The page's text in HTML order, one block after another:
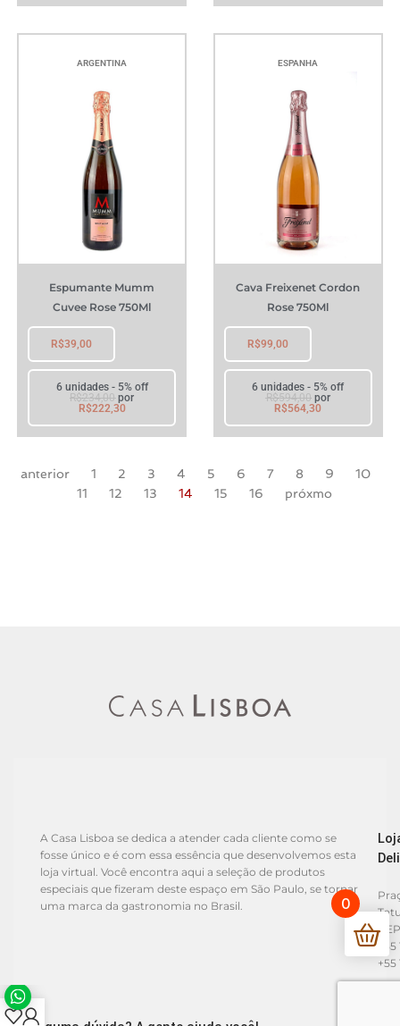
ARGENTINA
Espumante Mumm
Cuvee Rose 750Ml
R$39,00
6 unidades - 5% off
R$234,00por
R$222,30
ESPANHA
Cava Freixenet Cordon
Rose 750Ml
R$99,00
6 unidades - 5% off
R$594,00por
R$564,30
anterior 1 2 3 4 5 6 7 8 9
10
11
12 13 14 15 16 próxmo
A Casa Lisboa se dedica a atender cada cliente como se
fosse único e é com essa essência que desenvolvemos esta
loja virtual. Você encontra aqui a seleção de produtos
especiais que fizeram deste espaço em São Paulo, se tornar
uma marca da gastronomia no Brasil.
+55
0